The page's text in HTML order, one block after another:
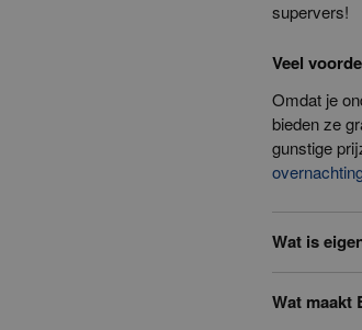
supervers!
Veel
Omdat je
bieden ze
gunstige
Wat is
Wat maakt